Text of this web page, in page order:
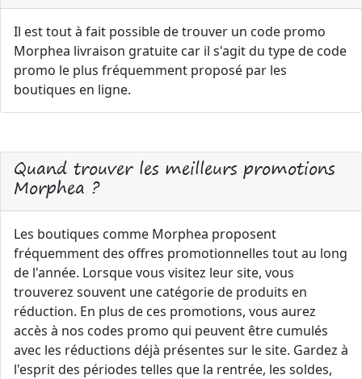
Il est tout à fait possible de trouver un code promo
Morphea livraison gratuite car il s'agit du type de code
promo le plus fréquemment proposé par les
boutiques en ligne.
Quand trouver les meilleurs promotions
Morphea ?
Les boutiques comme Morphea proposent
fréquemment des offres promotionnelles tout au long
de l'année. Lorsque vous visitez leur site, vous
trouverez souvent une catégorie de produits en
réduction. En plus de ces promotions, vous aurez
accès à nos codes promo qui peuvent être cumulés
avec les réductions déjà présentes sur le site. Gardez à
l'esprit des périodes telles que la rentrée, les soldes,